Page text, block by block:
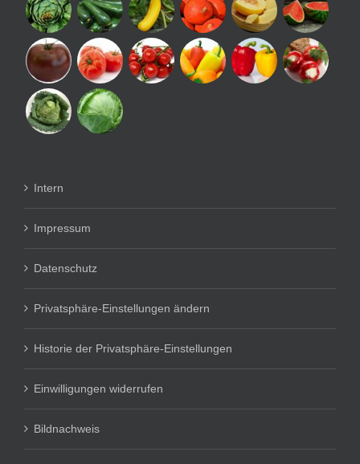
Intern
Impressum
Datenschutz
Privatsphäre-Einstellungen ändern
Historie der Privatsphäre-Einstellungen
Einwilligungen widerrufen
Bildnachweis